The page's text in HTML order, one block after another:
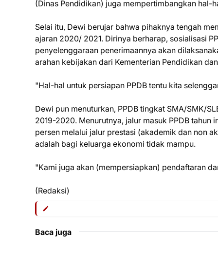
(Dinas Pendidikan) juga mempertimbangkan hal-
Selai itu, Dewi berujar bahwa pihaknya tengah
ajaran 2020/ 2021. Dirinya berharap, sosialisasi
penyelenggaraan penerimaannya akan
arahan kebijakan dari Kementerian Pendidikan
"Hal-hal untuk persiapan PPDB tentu kita
Dewi pun menuturkan, PPDB tingkat SMA/SMK/
2019-2020. Menurutnya, jalur masuk PPDB
persen melalui jalur prestasi (akademik dan non
adalah bagi keluarga ekonomi tidak mampu.
"Kami juga akan (mempersiapkan) pendaftaran
(Redaksi)
Baca juga